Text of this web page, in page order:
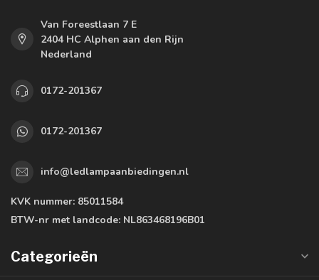
Van Foreestlaan 7 E
2404 HC Alphen aan den Rijn
Nederland
0172-201367
0172-201367
info@ledlampaanbiedingen.nl
KVK nummer: 85011584
BTW-nr met landcode: NL863468196B01
Categorieën